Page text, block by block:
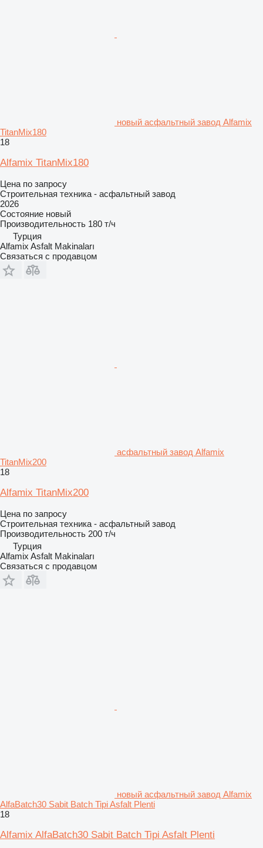
новый асфальтный завод Alfamix
TitanMix180
18
Alfamix TitanMix180
Цена по запросу
Строительная техника - асфальтный завод
2026
Состояние новый
Производительность 180 т/ч
Турция
Alfamix Asfalt Makinaları
Связаться с продавцом
асфальтный завод Alfamix
TitanMix200
18
Alfamix TitanMix200
Цена по запросу
Строительная техника - асфальтный завод
Производительность 200 т/ч
Турция
Alfamix Asfalt Makinaları
Связаться с продавцом
новый асфальтный завод Alfamix
AlfaBatch30 Sabit Batch Tipi Asfalt Plenti
18
Alfamix AlfaBatch30 Sabit Batch Tipi Asfalt Plenti